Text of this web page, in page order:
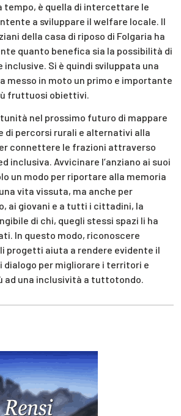
tempo, è quella di intercettare le
a sviluppare il welfare locale. Il
della casa di riposo di Folgaria ha
quanto benefica sia la possibilità di
Si è quindi sviluppata una
messo in moto un primo e importante
fruttuosi obiettivi.
nel prossimo futuro di mappare
di percorsi rurali e alternativi alla
connettere le frazioni attraverso
inclusiva. Avvicinare l’anziano ai suoi
un modo per riportare alla memoria
vita vissuta, ma anche per
ai giovani e a tutti i cittadini, la
di chi, quegli stessi spazi li ha
In questo modo, riconoscere
progetti aiuta a rendere evidente il
dialogo per migliorare i territori e
ad una inclusività a tuttotondo.